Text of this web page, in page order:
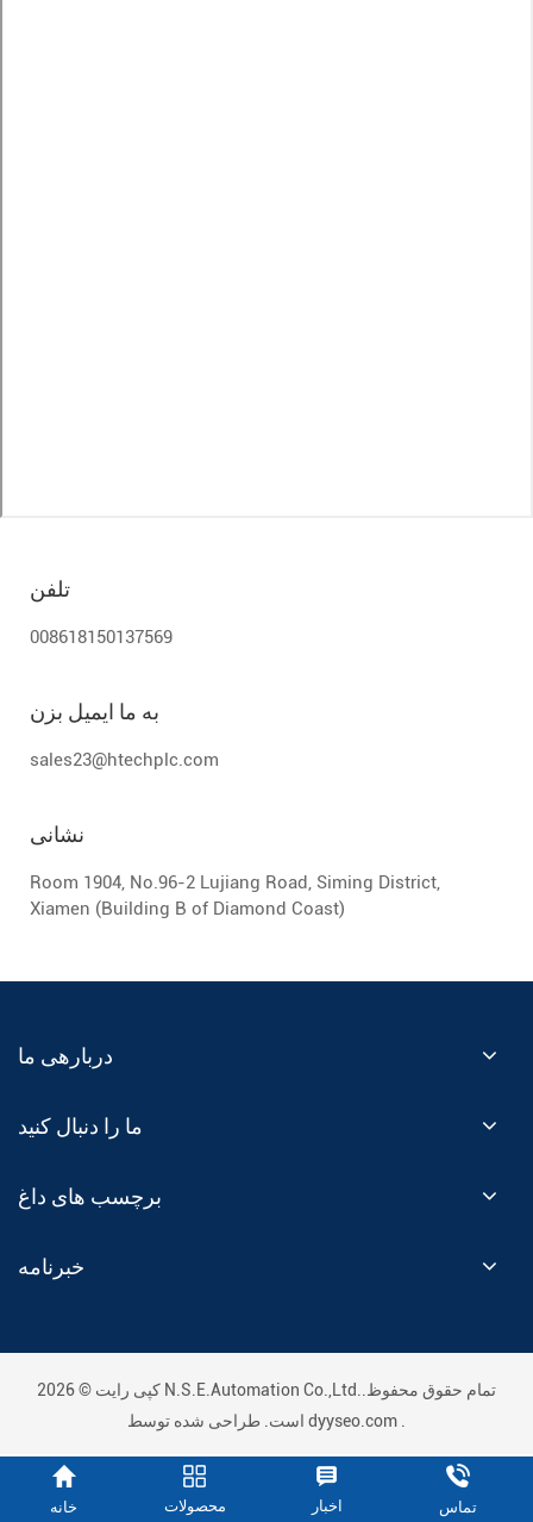
تلفن
008618150137569
به ما ایمیل بزن
sales23@htechplc.com
نشانی
Room 1904, No.96-2 Lujiang Road, Siming District,
Xiamen (Building B of Diamond Coast)
دربارهی ما
ما را دنبال کنید
برچسب های داغ
خبرنامه
کپی رایت © 2026 N.S.E.Automation Co.,Ltd..تمام حقوق محفوظ
dyyseo.com
خانه محصولات اخبار تماس